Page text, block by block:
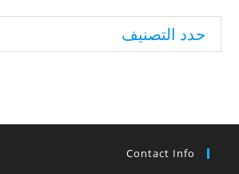
Contact Info